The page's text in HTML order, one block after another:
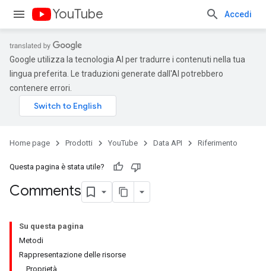
YouTube Accedi
Google utilizza la tecnologia AI per tradurre i contenuti nella tua
lingua preferita. Le traduzioni generate dall'AI potrebbero
contenere errori.
Home page Prodotti YouTube Data API Riferimento
Questa pagina è stata utile?
Comments
Su questa pagina
Metodi
Rappresentazione delle risorse
Proprietà